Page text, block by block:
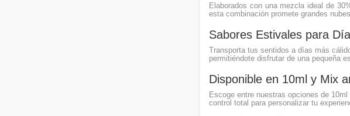
Elaborados con una mezcla ideal de
esta combinación promete grandes
Sabores Estivales para
Transporta tus sentidos a días más
permitiéndote disfrutar de una pequeña
Disponible en 10ml y Mix
Escoge entre nuestras opciones de
control total para personalizar tu